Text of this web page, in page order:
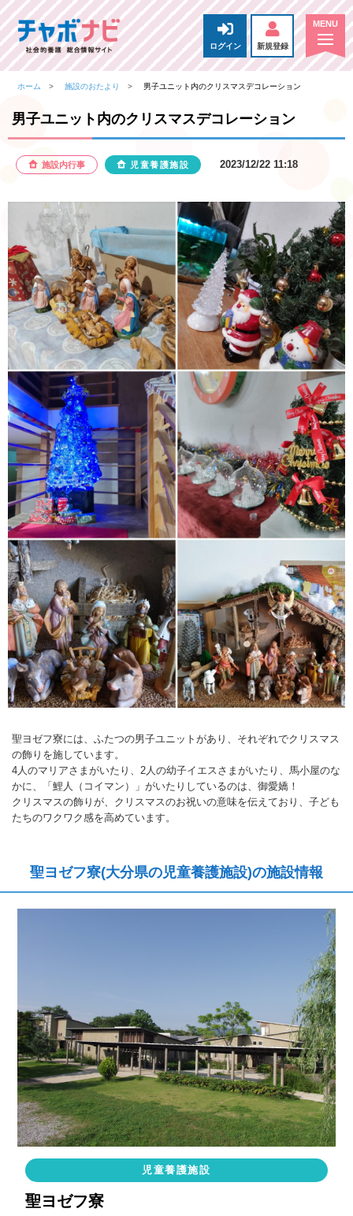
ログイン 新規登録
ホーム 施設のおたより 男子ユニット内のクリスマスデコレーション
男子ユニット内のクリスマスデコレーション
施設内行事 児童養護施設 2023/12/22 11:18
聖ヨゼフ寮には、ふたつの男子ユニットがあり、それぞれでクリスマス
の飾りを施しています。
4人のマリアさまがいたり、2人の幼子イエスさまがいたり、馬小屋のな
かに、「鯉人（コイマン）」がいたりしているのは、御愛嬌！
クリスマスの飾りが、クリスマスのお祝いの意味を伝えており、子ども
たちのワクワク感を高めています。
聖ヨゼフ寮(大分県の児童養護施設)の施設情報
児童養護施設
聖ヨゼフ寮